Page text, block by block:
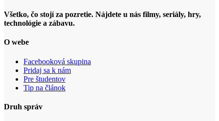
Všetko, čo stojí za pozretie. Nájdete u nás filmy, seriály, hry,
technológie a zábavu.
O webe
Facebooková skupina
Pridaj sa k nám
Pre študentov
Tip na článok
Druh správ